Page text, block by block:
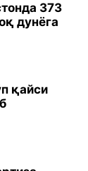
373
дунёга
қайси